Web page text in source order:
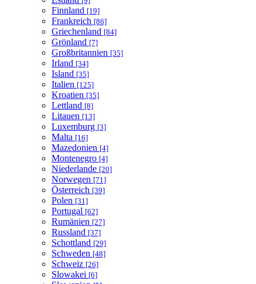
Finnland [19]
Frankreich [86]
Griechenland [84]
Grönland [7]
Großbritannien [35]
Irland [34]
Island [35]
Italien [125]
Kroatien [35]
Lettland [8]
Litauen [13]
Luxemburg [3]
Malta [16]
Mazedonien [4]
Montenegro [4]
Niederlande [20]
Norwegen [71]
Österreich [39]
Polen [31]
Portugal [62]
Rumänien [27]
Russland [37]
Schottland [29]
Schweden [48]
Schweiz [26]
Slowakei [6]